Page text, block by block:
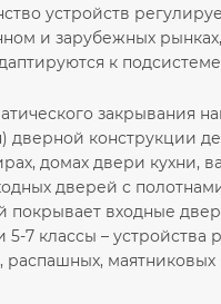
устройств
и зарубежных
к
закрывания
дверной конструкции
домах двери кухни,
дверей с
покрывает входные
7 классы – устройства